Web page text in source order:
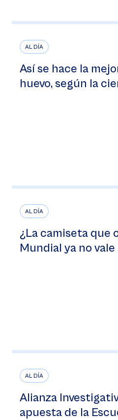
AL DÍA
Así se hace la
huevo, según la
AL DÍA
¿La camiseta que
Mundial ya no vale
AL DÍA
Alianza
apuesta de la